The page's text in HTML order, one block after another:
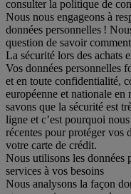
consulter la politique de
Nous nous engageons à
données personnelles !
question de savoir
La sécurité lors des achats
Vos données personnelles
et en toute confidentialité,
européenne et nationale en
savons que la sécurité est
ligne et c’est pourquoi
récentes pour protéger vos
votre carte de crédit.
Nous utilisons les données
services à vos besoins
Nous analysons la façon